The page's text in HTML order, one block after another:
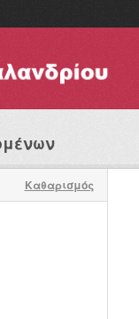
Καθαρισμός